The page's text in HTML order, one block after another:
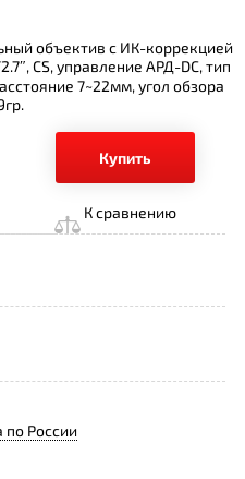
объектив с ИК-коррекцией
CS, управление АРД-DC, тип
7~22мм, угол обзора
Купить
К сравнению
по России